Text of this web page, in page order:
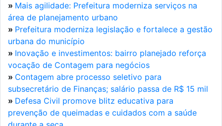
» Mais agilidade: Prefeitura moderniza serviços na
área de planejamento urbano
» Prefeitura moderniza legislação e fortalece a gestão
urbana do município
» Inovação e investimentos: bairro planejado reforça
vocação de Contagem para negócios
» Contagem abre processo seletivo para
subsecretário de Finanças; salário passa de R$ 15 mil
» Defesa Civil promove blitz educativa para
prevenção de queimadas e cuidados com a saúde